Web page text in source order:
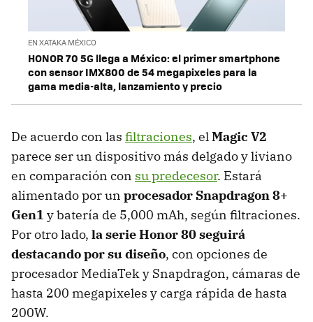
EN XATAKA MÉXICO
HONOR 70 5G llega a México: el primer smartphone
con sensor IMX800 de 54 megapixeles para la
gama media-alta, lanzamiento y precio
De acuerdo con las filtraciones, elMagic V2
parece ser un dispositivo más delgado y liviano
en comparación con su predecesor. Estará
alimentado por un procesador Snapdragon 8+
Gen1 y batería de 5,000 mAh, según filtraciones.
Por otro lado, la serie Honor 80 seguirá
destacando por su diseño, con opciones de
procesador MediaTek y Snapdragon, cámaras de
hasta 200 megapixeles y carga rápida de hasta
200W.